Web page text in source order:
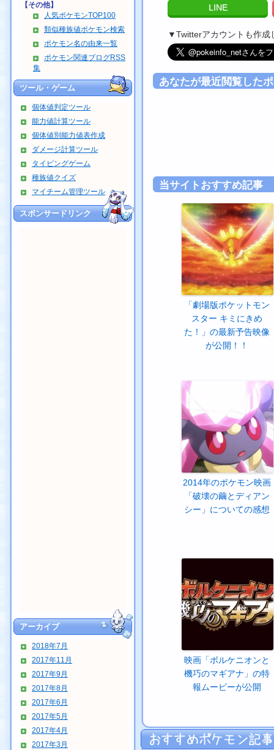
【その他】
人気ポケモンTOP100
類似種族値ポケモン検索
ポケモン名の由来一覧
ポケモン関連ブログRSS
集
ツール・ゲーム
個体値判定ツール
能力値計算ツール
個体値別能力値表作成
ダメージ計算ツール
タイピングゲーム
種族値クイズ
マイチーム管理ツール
スポンサードリンク
アーカイブ
2018年7月
2017年11月
2017年9月
2017年8月
2017年6月
2017年5月
2017年4月
2017年3月
LINE
▼Twitterアカウントも作成
あなたが最近閲覧した
当サイトおすすめ記事
「劇場版ポケットモン
スター キミにきめ
た！」の最新予告映像
が公開！！
2014年のポケモン映画
「破壊の繭とディアン
シー」についての感想
映画「ボルケニオンと
機巧のマギアナ」の特
報ムービーが公開